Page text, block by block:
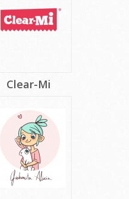
Clear-Mi